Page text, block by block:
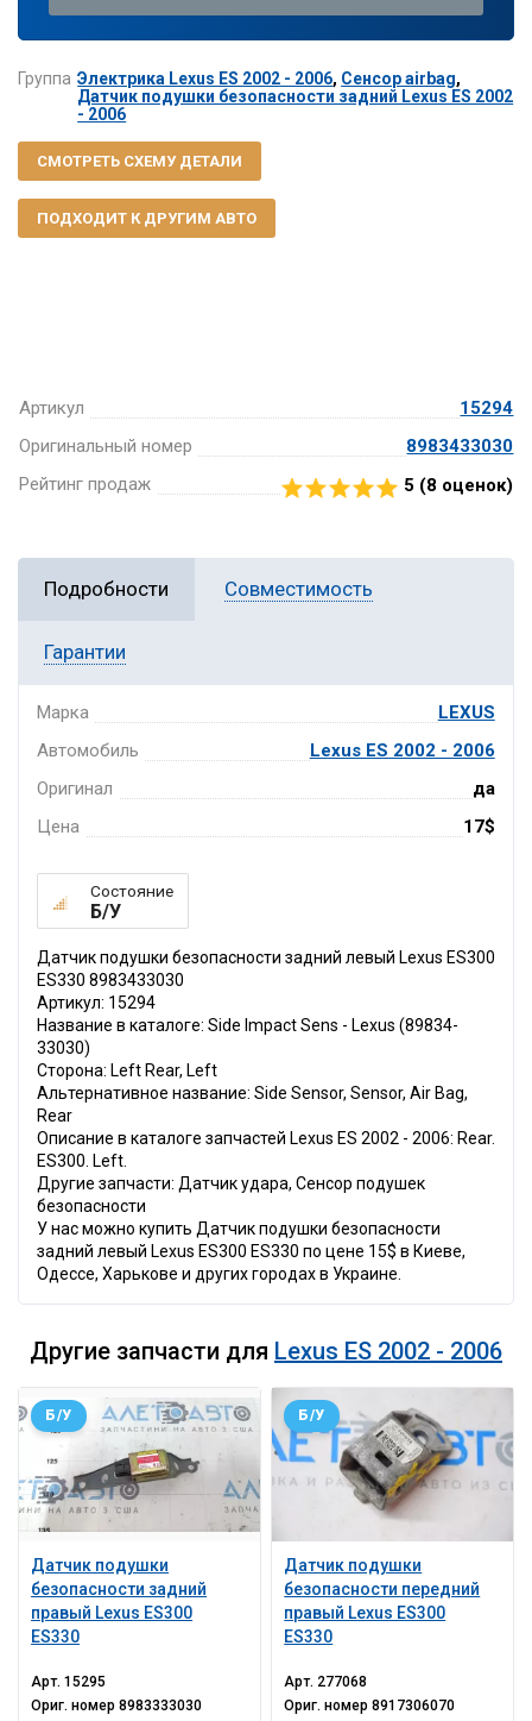
Артикул
15294
Оригинальный номер
8983433030
Рейтинг продаж
5 (8 оценок)
Группа Электрика Lexus ES 2002 - 2006, Сенсор airbag,
Датчик подушки безопасности задний Lexus ES 2002
- 2006
СМОТРЕТЬ СХЕМУ ДЕТАЛИ
ПОДХОДИТ К ДРУГИМ АВТО
Подробности Совместимость
Гарантии
Марка
LEXUS
Автомобиль
Lexus ES 2002 - 2006
Оригинал
да
Цена
17$
Состояние
Б/У
Датчик подушки безопасности задний левый Lexus ES300
ES330 8983433030
Артикул: 15294
Название в каталоге: Side Impact Sens - Lexus (89834-
33030)
Сторона: Left Rear, Left
Альтернативное название: Side Sensor, Sensor, Air Bag,
Rear
Описание в каталоге запчастей Lexus ES 2002 - 2006: Rear.
ES300. Left.
Другие запчасти: Датчик удара, Сенсор подушек
безопасности
У нас можно купить Датчик подушки безопасности
задний левый Lexus ES300 ES330 по цене 15$ в Киеве,
Одессе, Харькове и других городах в Украине.
Другие запчасти для Lexus ES 2002 - 2006
Датчик подушки
безопасности задний
правый Lexus ES300
ES330
Б/У
Арт.15295
Ориг. номер8983333030
Датчик подушки
безопасности передний
правый Lexus ES300
ES330
Б/У
Арт. 277068
Ориг. номер8917306070